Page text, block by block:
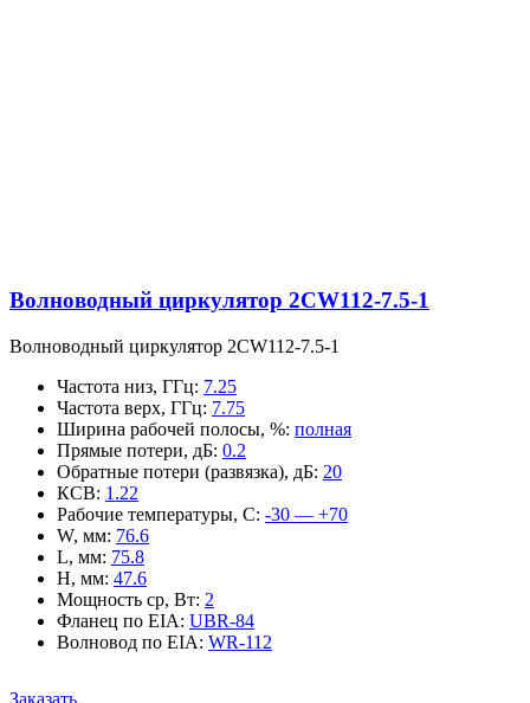
Волноводный циркулятор 2CW112-7.5-1
Волноводный циркулятор 2CW112-7.5-1
Частота низ, ГГц: 7.25
Частота верх, ГГц: 7.75
Ширина рабочей полосы, %: полная
Прямые потери, дБ: 0.2
Обратные потери (развязка), дБ: 20
КСВ: 1.22
Рабочие температуры, С: -30 — +70
W, мм: 76.6
L, мм: 75.8
H, мм: 47.6
Мощность ср, Вт: 2
Фланец по EIA: UBR-84
Волновод по EIA: WR-112
Заказать